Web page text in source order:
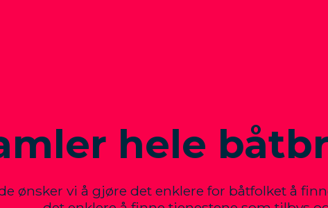
hele
ønsker vi å gjøre det enklere for båtfolket å